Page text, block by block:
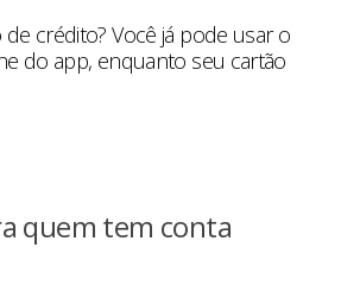
de crédito? Você já pode usar o
do app, enquanto seu cartão
quem tem conta